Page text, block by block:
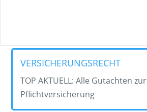
VERSICHERUNGSRECHT
TOP AKTUELL: Alle Gutachten zur
Pflichtversicherung